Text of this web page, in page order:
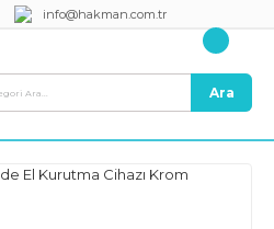
info@hakman.com.tr
Ara